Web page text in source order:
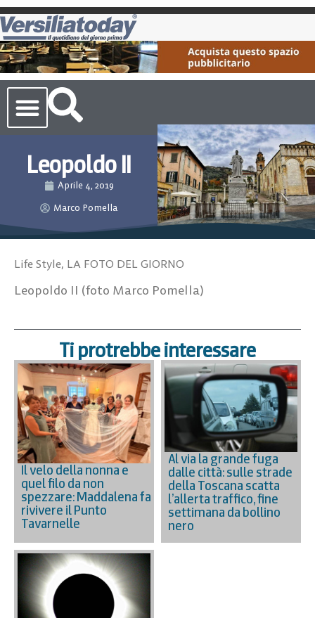
Leopoldo II
Aprile 4, 2019
Marco Pomella
Life Style, LA FOTO DEL GIORNO
Leopoldo II (foto Marco Pomella)
Ti protrebbe interessare
Il velo della nonna e
quel filo da non
spezzare: Maddalena fa
rivivere il Punto
Tavarnelle
Al via la grande fuga
dalle città: sulle strade
della Toscana scatta
l’allerta traffico, fine
settimana da bollino
nero